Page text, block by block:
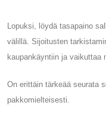
Lopuksi, löydä tasapaino
välillä. Sijoitusten
kaupankäyntiin ja vaikuttaa
On erittäin tärkeää seurata
pakkomielteisesti.